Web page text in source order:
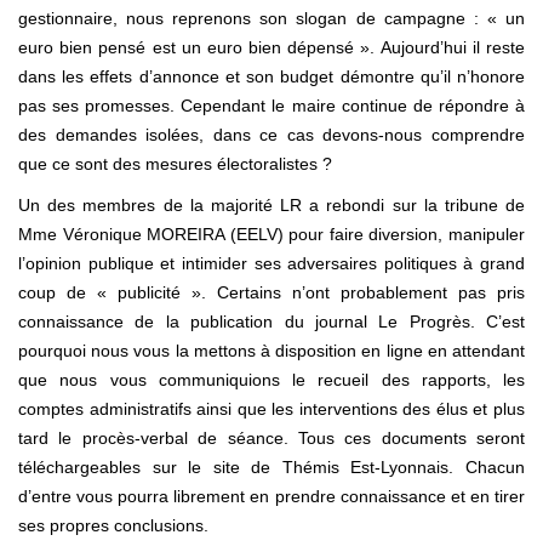
gestionnaire, nous reprenons son slogan de campagne : « un
euro bien pensé est un euro bien dépensé ». Aujourd’hui il reste
dans les effets d’annonce et son budget démontre qu’il n’honore
pas ses promesses. Cependant le maire continue de répondre à
des demandes isolées, dans ce cas devons-nous comprendre
que ce sont des mesures électoralistes ?
Un des membres de la majorité LR a rebondi sur la tribune de
Mme Véronique MOREIRA (EELV) pour faire diversion, manipuler
l’opinion publique et intimider ses adversaires politiques à grand
coup de « publicité ». Certains n’ont probablement pas pris
connaissance de la publication du journal Le Progrès. C’est
pourquoi nous vous la mettons à disposition en ligne en attendant
que nous vous communiquions le recueil des rapports, les
comptes administratifs ainsi que les interventions des élus et plus
tard le procès-verbal de séance. Tous ces documents seront
téléchargeables sur le site de Thémis Est-Lyonnais. Chacun
d’entre vous pourra librement en prendre connaissance et en tirer
ses propres conclusions.